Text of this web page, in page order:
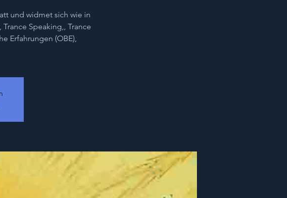
und widmet sich wie in
Speaking,, Trance
Erfahrungen (OBE),